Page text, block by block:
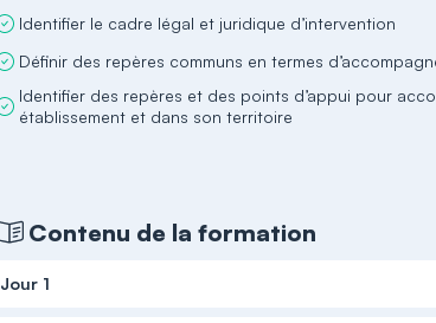
Identifier le cadre légal et juridique d’intervention
Définir des repères communs en termes
Identifier des repères et des points d’appui pour
établissement et dans son territoire
Contenu de la formation
Jour 1